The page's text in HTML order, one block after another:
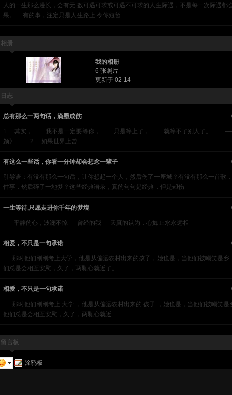
人的一生那么漫长，会有无 数可遇可求或可遇不可求的人生际遇，不是每一次际遇都
果。 有的事，注定只是人生路上 令你短暂
相册
我的相册
6 张照片
更新于 02-14
日志
总有那么一两句话，滴墨成伤
1. 其实， 我不是一定要等你， 只是等上了， 就等不了别人了。 ——
颜》 2. 如果世界上曾
有这么一些话，你看一分钟却会想念一辈子
引导语：有没有那么一句话，让你想起一个人，然后伤了一座城？有没有那么一首歌
件事，然后碎了一地梦？这些经典语录，真的句句是经典，但是却伤
一生等待,只愿走进你千年的梦境
平静的心，波澜不惊 曾经的我 天真的认为，心如止水永远相
相爱，不只是一句承诺
那时他们刚刚考上大学，他是从偏远农村出来的孩子，她也是，当他们被嘲笑是乡
们总是会相互安慰，久了，两颗心就近了。
相爱，不只是一句承诺
那时他们刚刚考上 大学 ，他是从偏远农村出来的 孩子 ，她也是，当他们被嘲笑是
他们总是会相互安慰，久了，两颗心就近
留言板
涂鸦板